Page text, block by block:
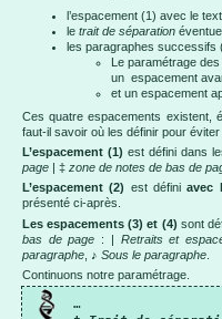
l’espacement (1) avec le
le trait de séparation
les paragraphes successifs
Le paramétrage des
un espacement
et un espacement
Ces quatre espacements existent,
faut-il savoir où les définir pour
L’espacement (1) est défini dans
page | ‡ zone de notes de bas de
L’espacement (2) est définiavec
présenté ci-après.
Les espacements (3) et (4) sont
bas de page : | Retraits et
paragraphe , ♪ Sous le paragraphe
Continuons notre paramétrage.
…